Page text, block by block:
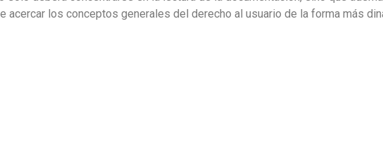
los conceptos generales del derecho al usuario de la forma más